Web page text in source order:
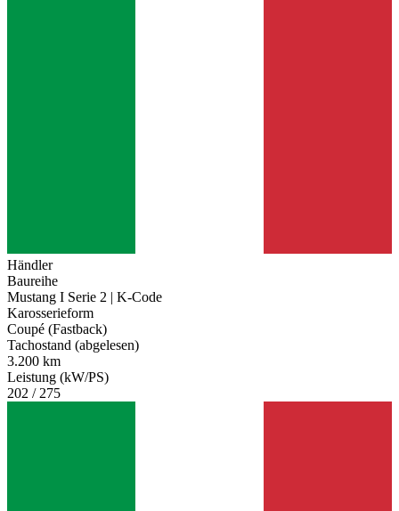
Händler
Baureihe
Mustang I Serie 2 | K-Code
Karosserieform
Coupé (Fastback)
Tachostand (abgelesen)
3.200 km
Leistung (kW/PS)
202 / 275